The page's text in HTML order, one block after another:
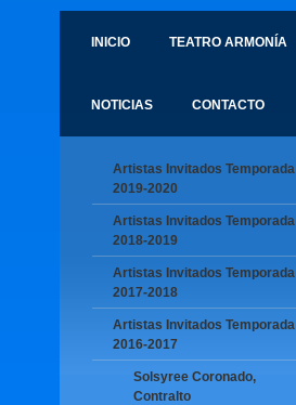
INICIO TEATRO ARMONÍA
NOTICIAS CONTACTO
Artistas Invitados Temporada
2019-2020
Artistas Invitados Temporada
2018-2019
Artistas Invitados Temporada
2017-2018
Artistas Invitados Temporada
2016-2017
Solsyree Coronado,
Contralto